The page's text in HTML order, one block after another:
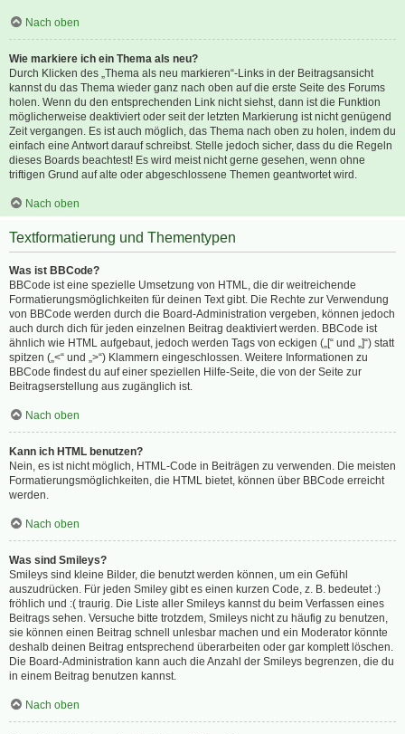
Nach oben
Wie markiere ich ein Thema als neu?
Durch Klicken des „Thema als neu markieren“-Links in der Beitragsansicht
kannst du das Thema wieder ganz nach oben auf die erste Seite des Forums
holen. Wenn du den entsprechenden Link nicht siehst, dann ist die Funktion
möglicherweise deaktiviert oder seit der letzten Markierung ist nicht genügend
Zeit vergangen. Es ist auch möglich, das Thema nach oben zu holen, indem du
einfach eine Antwort darauf schreibst. Stelle jedoch sicher, dass du die Regeln
dieses Boards beachtest! Es wird meist nicht gerne gesehen, wenn ohne
triftigen Grund auf alte oder abgeschlossene Themen geantwortet wird.
Nach oben
Textformatierung und Thementypen
Was ist BBCode?
BBCode ist eine spezielle Umsetzung von HTML, die dir weitreichende
Formatierungsmöglichkeiten für deinen Text gibt. Die Rechte zur Verwendung
von BBCode werden durch die Board-Administration vergeben, können jedoch
auch durch dich für jeden einzelnen Beitrag deaktiviert werden. BBCode ist
ähnlich wie HTML aufgebaut, jedoch werden Tags von eckigen („[“ und „]“) statt
spitzen („<“ und „>“) Klammern eingeschlossen. Weitere Informationen zu
BBCode findest du auf einer speziellen Hilfe-Seite, die von der Seite zur
Beitragserstellung aus zugänglich ist.
Nach oben
Kann ich HTML benutzen?
Nein, es ist nicht möglich, HTML-Code in Beiträgen zu verwenden. Die meisten
Formatierungsmöglichkeiten, die HTML bietet, können über BBCode erreicht
werden.
Nach oben
Was sind Smileys?
Smileys sind kleine Bilder, die benutzt werden können, um ein Gefühl
auszudrücken. Für jeden Smiley gibt es einen kurzen Code, z. B. bedeutet :)
fröhlich und :( traurig. Die Liste aller Smileys kannst du beim Verfassen eines
Beitrags sehen. Versuche bitte trotzdem, Smileys nicht zu häufig zu benutzen,
sie können einen Beitrag schnell unlesbar machen und ein Moderator könnte
deshalb deinen Beitrag entsprechend überarbeiten oder gar komplett löschen.
Die Board-Administration kann auch die Anzahl der Smileys begrenzen, die du
in einem Beitrag benutzen kannst.
Nach oben